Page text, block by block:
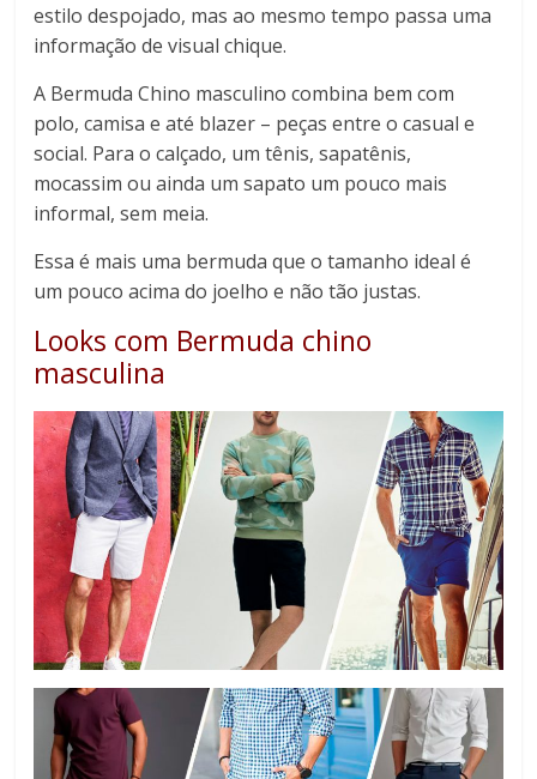
estilo despojado, mas ao mesmo tempo passa uma
informação de visual chique.
A Bermuda Chino masculino combina bem com
polo, camisa e até blazer – peças entre o casual e
social. Para o calçado, um tênis, sapatênis,
mocassim ou ainda um sapato um pouco mais
informal, sem meia.
Essa é mais uma bermuda que o tamanho ideal é
um pouco acima do joelho e não tão justas.
Looks com Bermuda chino
masculina